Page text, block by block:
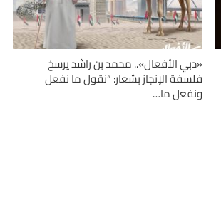
«دبي الأفعال».. محمد بن راشد يرسخ
فلسفة الإنجاز بشعار: “نقول ما نفعل
ونفعل ما…